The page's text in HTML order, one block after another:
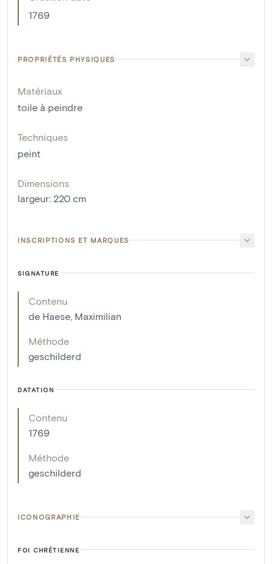
1769
PROPRIÉTÉS PHYSIQUES
Matériaux
toile à peindre
Techniques
peint
Dimensions
largeur: 220 cm
INSCRIPTIONS ET MARQUES
SIGNATURE
Contenu
de Haese, Maximilian
Méthode
geschilderd
DATATION
Contenu
1769
Méthode
geschilderd
ICONOGRAPHIE
FOI CHRÉTIENNE